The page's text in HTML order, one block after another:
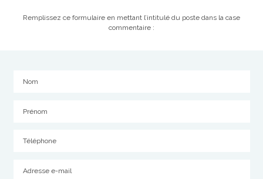
Remplissez ce formulaire en mettant l’intitulé du poste dans la case
commentaire :